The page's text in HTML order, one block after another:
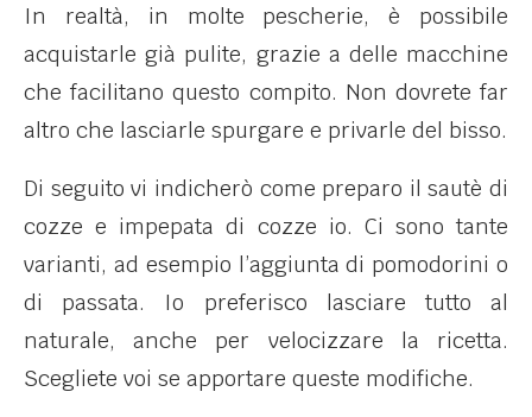
In realtà, in molte pescherie, è possibile
acquistarle già pulite, grazie a delle macchine
che facilitano questo compito. Non dovrete far
altro che lasciarle spurgare e privarle del bisso.
Di seguito vi indicherò come preparo il sautè di
cozze e impepata di cozze io. Ci sono tante
varianti, ad esempio l’aggiunta di pomodorini o
di passata. Io preferisco lasciare tutto al
naturale, anche per velocizzare la ricetta.
Scegliete voi se apportare queste modifiche.